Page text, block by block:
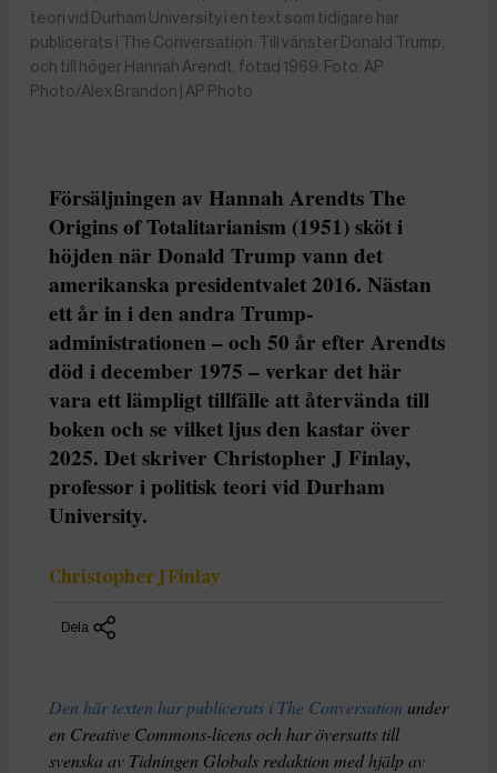
teori vid Durham University i en text som tidigare har
publicerats i The Conversation. Till vänster Donald Trump,
och till höger Hannah Arendt, fotad 1969. Foto: AP
Photo/Alex Brandon | AP Photo
Försäljningen av Hannah Arendts The
Origins of Totalitarianism (1951) sköt i
höjden när Donald Trump vann det
amerikanska presidentvalet 2016. Nästan
ett år in i den andra Trump-
administrationen – och 50 år efter Arendts
död i december 1975 – verkar det här
vara ett lämpligt tillfälle att återvända till
boken och se vilket ljus den kastar över
2025. Det skriver Christopher J Finlay,
professor i politisk teori vid Durham
University.
Christopher J Finlay
Dela
Den här texten har publicerats i The Conversation under
en Creative Commons-licens och har översatts till
svenska av Tidningen Globals redaktion med hjälp av